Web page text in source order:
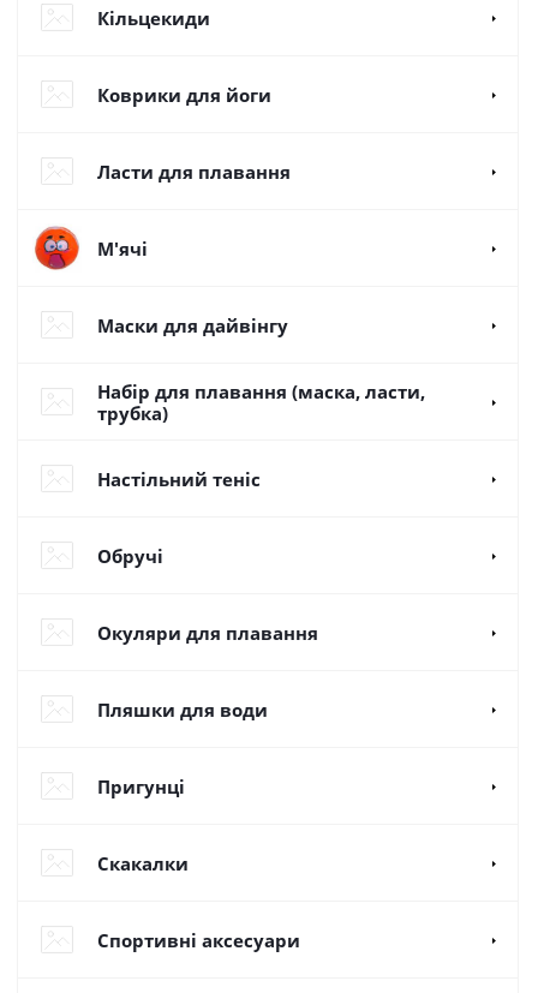
Кільцекиди
Коврики для йоги
Ласти для плавання
М'ячі
Маски для дайвінгу
Набір для плавання (маска, ласти,
трубка)
Настільний теніс
Обручі
Окуляри для плавання
Пляшки для води
Пригунці
Скакалки
Спортивні аксесуари